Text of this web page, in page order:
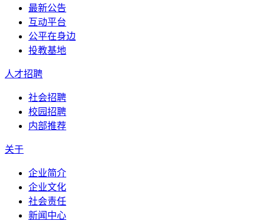
最新公告
互动平台
公平在身边
投教基地
人才招聘
社会招聘
校园招聘
内部推荐
关于
企业简介
企业文化
社会责任
新闻中心